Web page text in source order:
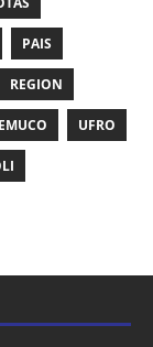
PAIS
REGION
UFRO